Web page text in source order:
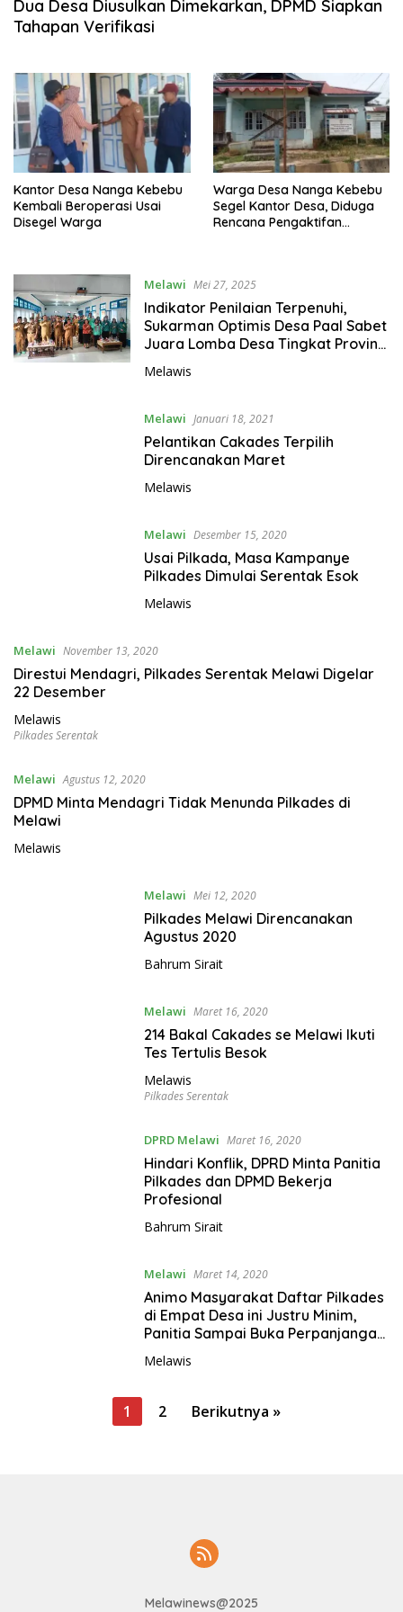
Dua Desa Diusulkan Dimekarkan, DPMD Siapkan
Tahapan Verifikasi
Kantor Desa Nanga Kebebu
Kembali Beroperasi Usai
Disegel Warga
Warga Desa Nanga Kebebu
Segel Kantor Desa, Diduga
Rencana Pengaktifan
Melawi Mei 27, 2025
Indikator Penilaian Terpenuhi,
Sukarman Optimis Desa Paal Sabet
Juara Lomba Desa Tingkat Provinsi
Melawis
Melawi Januari 18, 2021
Pelantikan Cakades Terpilih
Direncanakan Maret
Melawis
Melawi Desember 15, 2020
Usai Pilkada, Masa Kampanye
Pilkades Dimulai Serentak Esok
Melawis
Melawi November 13, 2020
Direstui Mendagri, Pilkades Serentak Melawi Digelar
22 Desember
Melawis
Pilkades Serentak
Melawi Agustus 12, 2020
DPMD Minta Mendagri Tidak Menunda Pilkades di
Melawi
Melawis
Melawi Mei 12, 2020
Pilkades Melawi Direncanakan
Agustus 2020
Bahrum Sirait
Melawi Maret 16, 2020
214 Bakal Cakades se Melawi Ikuti
Tes Tertulis Besok
Melawis
Pilkades Serentak
DPRD Melawi Maret 16, 2020
Hindari Konflik, DPRD Minta Panitia
Pilkades dan DPMD Bekerja
Profesional
Bahrum Sirait
Melawi Maret 14, 2020
Animo Masyarakat Daftar Pilkades
di Empat Desa ini Justru Minim,
Panitia Sampai Buka Perpanjangan
Melawis
1 2 Berikutnya »
Melawinews@2025